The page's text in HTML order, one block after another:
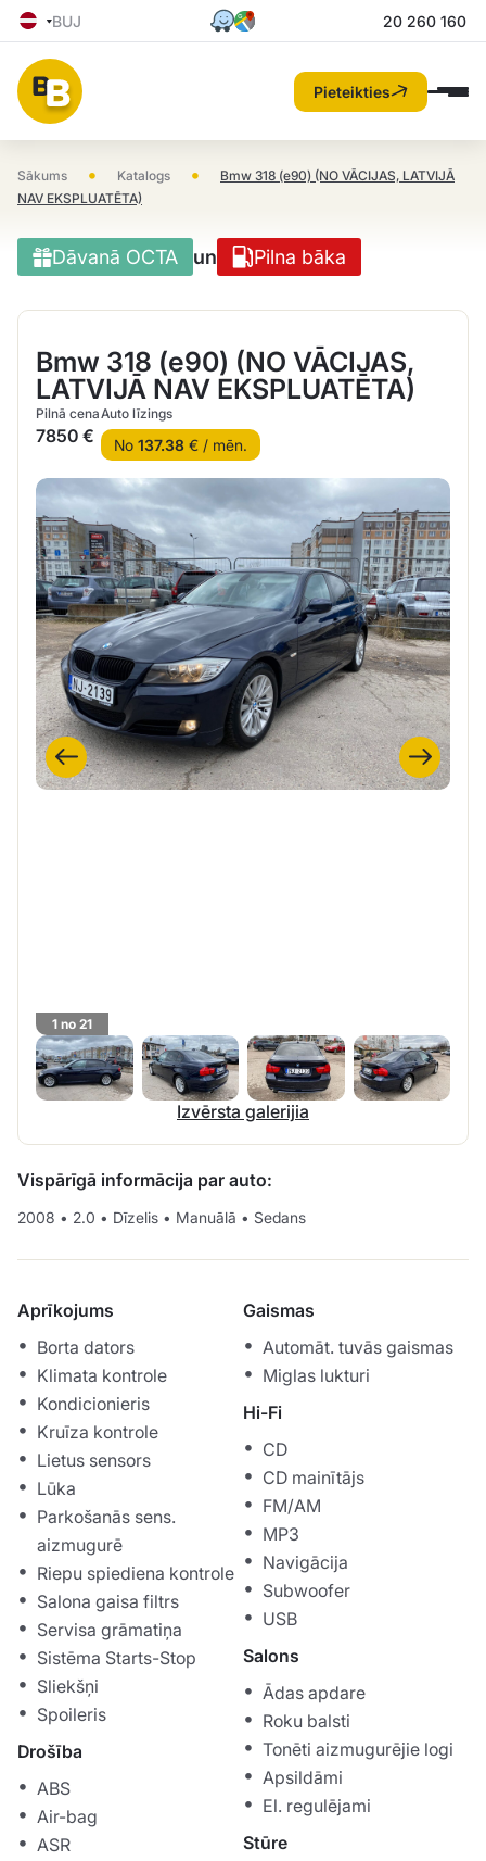
BUJ 20 260 160
Pieteikties
Sākums • Katalogs •
Bmw 318 (e90) (NO VĀCIJAS, LATVIJĀ
NAV EKSPLUATĒTA)
Dāvanā OCTA un Pilna bāka
Bmw 318 (e90) (NO VĀCIJAS,
LATVIJĀ NAV EKSPLUATĒTA)
Pilnā cena
7850 €
Auto līzings
No 137.38€ / mēn.
1 no 21
Izvērsta galerijia
Vispārīgā informācija par auto:
2008 • 2.0 • Dīzelis • Manuālā • Sedans
Aprīkojums
Borta dators
Klimata kontrole
Kondicionieris
Kruīza kontrole
Lietus sensors
Lūka
Parkošanās sens.
aizmugurē
Riepu spiediena kontrole
Salona gaisa filtrs
Servisa grāmatiņa
Sistēma Starts-Stop
Sliekšņi
Spoileris
Drošība
ABS
Air-bag
ASR
Gaismas
Automāt. tuvās gaismas
Miglas lukturi
Hi-Fi
CD
CD mainītājs
FM/AM
MP3
Navigācija
Subwoofer
USB
Salons
Ādas apdare
Roku balsti
Tonēti aizmugurējie logi
Apsildāmi
El. regulējami
Stūre